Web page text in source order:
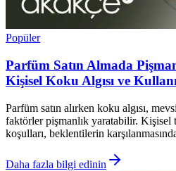
Popüler
Parfüm Satın Almada
Kişisel Koku Algısı ve
Parfüm satın alırken koku algısı,
faktörler pişmanlık yaratabilir. Kişisel
koşulları, beklentilerin
Daha fazla bilgi edinin